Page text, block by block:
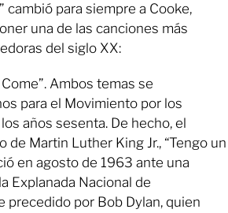
cambió para siempre a Cooke,
una de las canciones más
del siglo XX:
Ambos temas se
para el Movimiento por los
años sesenta. De hecho, el
de Martin Luther King Jr., “Tengo un
en agosto de 1963 ante una
Explanada Nacional de
precedido por Bob Dylan, quien